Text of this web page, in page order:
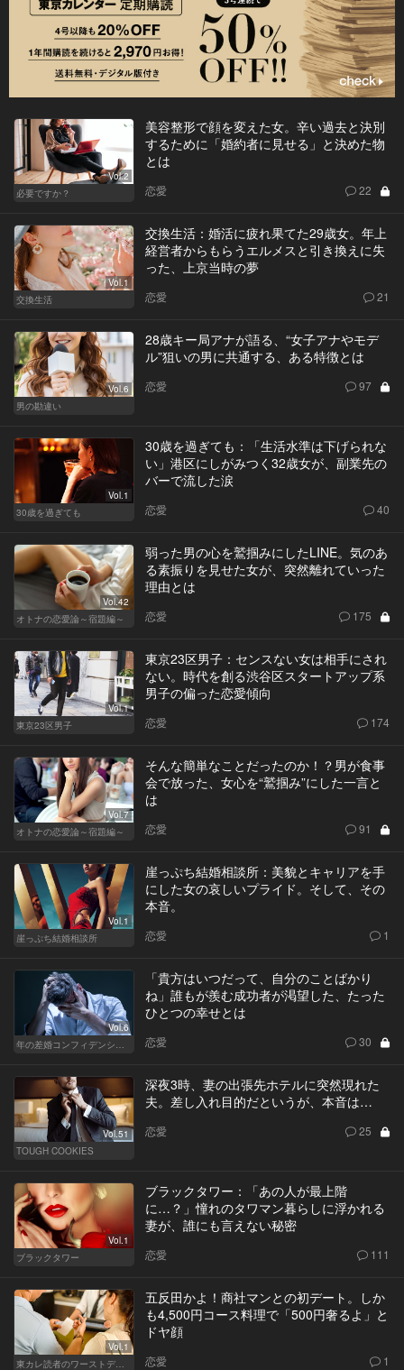
Vol.2
必要ですか？
美容整形で顔を変えた女。辛い過去と決別
するために「婚約者に見せる」と決めた物
とは
恋愛 22
Vol.1
交換生活
交換生活：婚活に疲れ果てた29歳女。年上
経営者からもらうエルメスと引き換えに失
った、上京当時の夢
恋愛 21
Vol.6
男の勘違い
28歳キー局アナが語る、“女子アナやモデ
ル”狙いの男に共通する、ある特徴とは
恋愛 97
Vol.1
30歳を過ぎても
30歳を過ぎても：「生活水準は下げられな
い」港区にしがみつく32歳女が、副業先の
バーで流した涙
恋愛 40
Vol.42
オトナの恋愛論～宿題編～
弱った男の心を鷲掴みにしたLINE。気のあ
る素振りを見せた女が、突然離れていった
理由とは
恋愛 175
Vol.1
東京23区男子
東京23区男子：センスない女は相手にされ
ない。時代を創る渋谷区スタートアップ系
男子の偏った恋愛傾向
恋愛 174
Vol.7
オトナの恋愛論～宿題編～
そんな簡単なことだったのか！？男が食事
会で放った、女心を“鷲掴み”にした一言と
は
恋愛 91
Vol.1
崖っぷち結婚相談所
崖っぷち結婚相談所：美貌とキャリアを手
にした女の哀しいプライド。そして、その
本音。
恋愛 1
Vol.6
「貴方はいつだって、自分のことばかり
ね」誰もが羨む成功者が渇望した、たった
ひとつの幸せとは
恋愛 30
Vol.51
TOUGH COOKIES
深夜3時、妻の出張先ホテルに突然現れた
夫。差し入れ目的だというが、本音は…
恋愛 25
Vol.1
ブラックタワー
ブラックタワー：「あの人が最上階
に…？」憧れのタワマン暮らしに浮かれる
妻が、誰にも言えない秘密
恋愛 111
Vol.1
五反田かよ！商社マンとの初デート。しか
も4,500円コース料理で「500円奢るよ」と
ドヤ顔
恋愛 1